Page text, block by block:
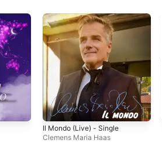
Il Mondo (Live) - Single
Clemens Maria Haas